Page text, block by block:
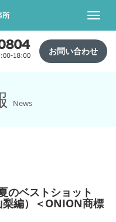
お問い合わせ
News
のベストショット
梨編）＜ONION商標